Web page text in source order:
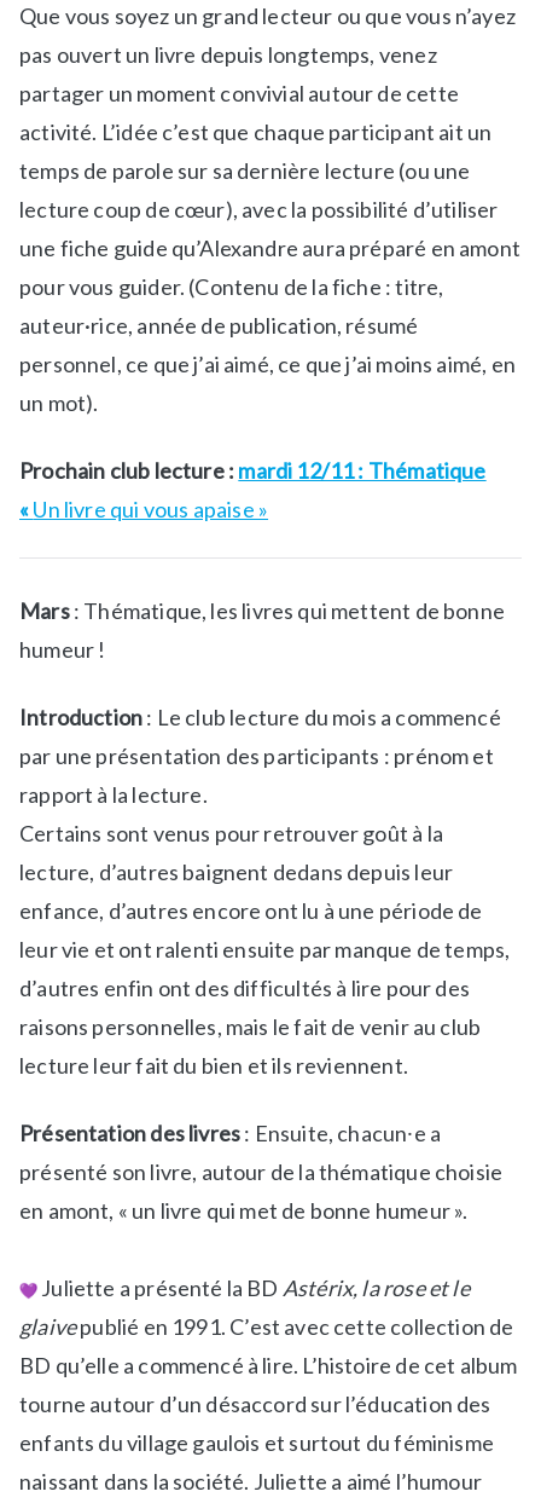
a
n
-
l
a
u
n
e
w
s
é
A
l
i
e
s
Que vous soyez un grand lecteur ou que vous n’ayez
pas ouvert un livre depuis longtemps, venez
partager un moment convivial autour de cette
activité. L’idée c’est que chaque participant ait un
temps de parole sur sa dernière lecture (ou une
lecture coup de cœur), avec la possibilité d’utiliser
une fiche guide qu’Alexandre aura préparé en amont
pour vous guider. (Contenu de la fiche : titre,
auteur·rice, année de publication, résumé
personnel, ce que j’ai aimé, ce que j’ai moins aimé, en
un mot).
Prochain club lecture : mardi 12/11 : Thématique
«Un livre qui vous apaise »
Mars: Thématique, les livres qui mettent de bonne
humeur !
Introduction: Le club lecture du mois a commencé
par une présentation des participants : prénom et
rapport à la lecture.
Certains sont venus pour retrouver goût à la
lecture, d’autres baignent dedans depuis leur
enfance, d’autres encore ont lu à une période de
leur vie et ont ralenti ensuite par manque de temps,
d’autres enfin ont des difficultés à lire pour des
raisons personnelles, mais le fait de venir au club
lecture leur fait du bien et ils reviennent.
Présentation des livres: Ensuite, chacun⸱e a
présenté son livre, autour de la thématique choisie
en amont, « un livre qui met de bonne humeur ».
Juliette a présenté la BD Astérix, la rose et le
glaivepublié en 1991. C’est avec cette collection de
BD qu’elle a commencé à lire. L’histoire de cet album
tourne autour d’un désaccord sur l’éducation des
enfants du village gaulois et surtout du féminisme
naissant dans la société. Juliette a aimé l’humour